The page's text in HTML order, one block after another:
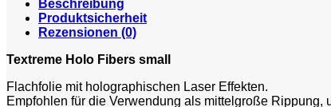
Beschreibung
Produktsicherheit
Rezensionen (0)
Textreme Holo Fibers small
Flachfolie mit holographischen Laser Effekten.
Empfohlen für die Verwendung als mittelgroße